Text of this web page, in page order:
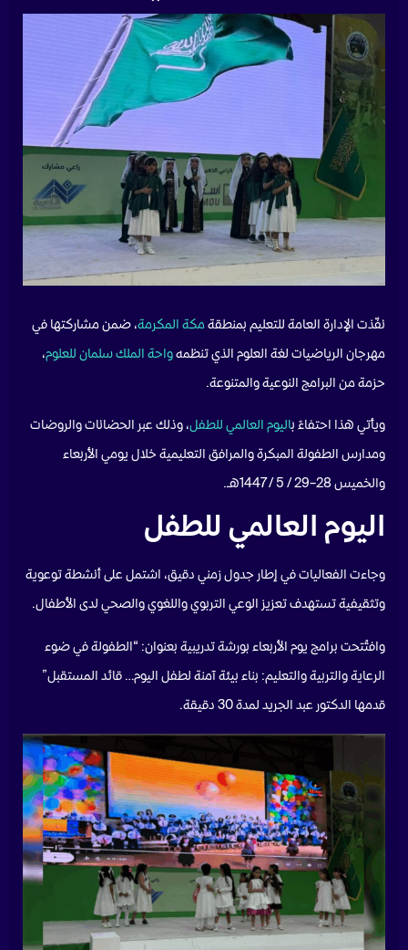
نفّذت الإدارة العامة للتعليم بمنطقةمكة المكرمة، ضمن مشاركتها في
مهرجان الرياضيات لغة العلوم الذي تنظمهواحة الملك سلمان للعلوم،
حزمة من البرامج النوعية والمتنوعة.
ويأتي هذا احتفاءً باليوم العالمي للطفل، وذلك عبر الحضانات والروضات
ومدارس الطفولة المبكرة والمرافق التعليمية خلال يومي الأربعاء
والخميس 28–29 / 5 / 1447هـ.
اليوم العالمي للطفل
وجاءت الفعاليات في إطار جدول زمني دقيق، اشتمل على أنشطة توعوية
وتثقيفية تستهدف تعزيز الوعي التربوي واللغوي والصحي لدى الأطفال.
وافتُتحت برامج يوم الأربعاء بورشة تدريبية بعنوان: “الطفولة في ضوء
الرعاية والتربية والتعليم: بناء بيئة آمنة لطفل اليوم… قائد المستقبل”
قدمها الدكتور عبد الجريد لمدة 30 دقيقة.